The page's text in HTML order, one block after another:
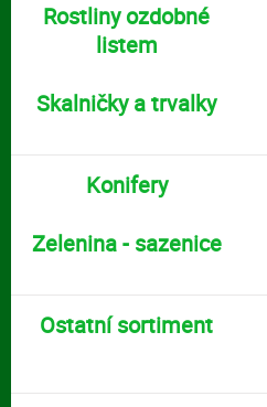
Rostliny ozdobné
listem
Skalničky a trvalky
Konifery
Zelenina - sazenice
Ostatní sortiment